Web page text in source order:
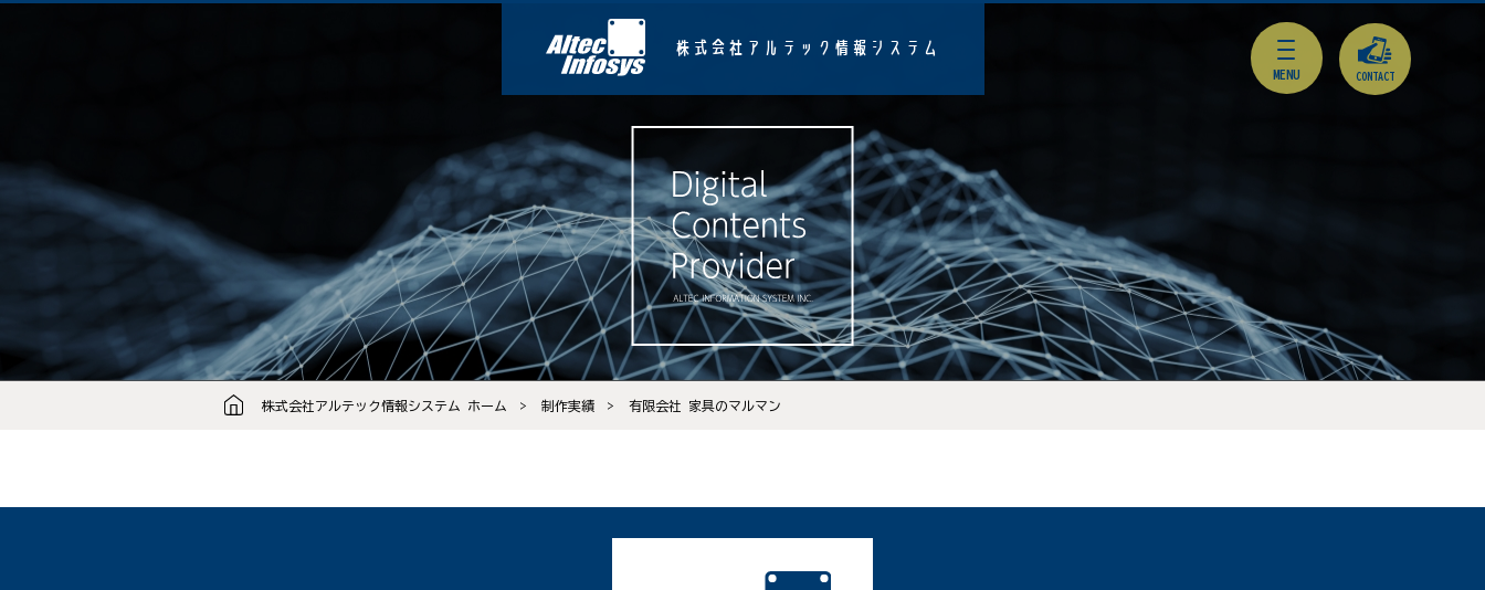
株式会社アルテック情報システム
CONTACT
株式会社アルテック情報システム ホーム 制作実績 有限会社 家具のマルマン